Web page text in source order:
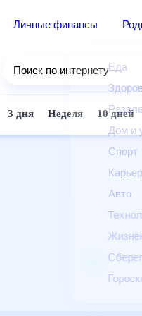
Личные финансы
Еда
Дом
Спорт
Авто
Поиск по интернету
3 дня Неделя 10